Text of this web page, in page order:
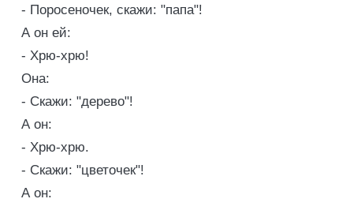
- Поросеночек, скажи: "папа"!
А он ей:
- Хрю-хрю!
Она:
- Скажи: "дерево"!
А он:
- Хрю-хрю.
- Скажи: "цветочек"!
А он: